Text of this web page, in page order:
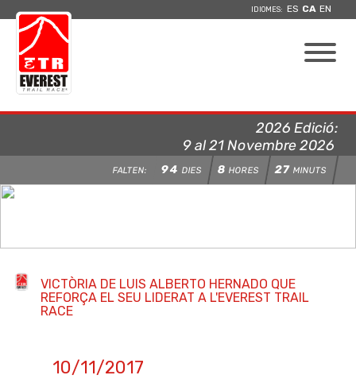
IDIOMES: ES CA EN
2026 Edició:
9 al 21 Novembre 2026
FALTEN: 94 DIES 8 HORES 27 MINUTS
VICTÒRIA DE LUIS ALBERTO HERNADO QUE
REFORÇA EL SEU LIDERAT A L'EVEREST TRAIL
RACE
10/11/2017